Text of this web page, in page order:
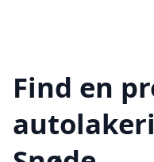
Find en